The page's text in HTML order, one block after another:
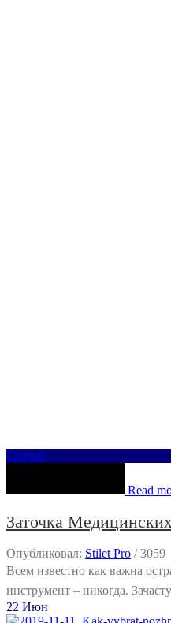
Статьи
Read
Заточка
Опубликовал: Stilet Pro / 3059
Всем известно как важна
инструмент – никогда.
22 Июн